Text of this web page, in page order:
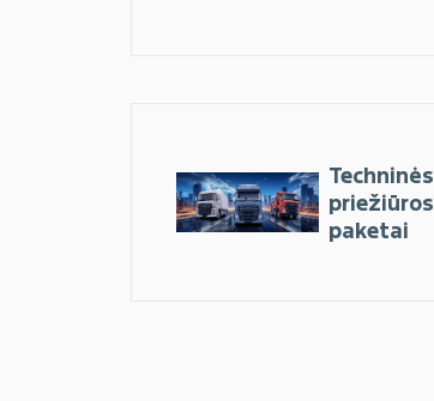
Techninės
priežiūros
paketai